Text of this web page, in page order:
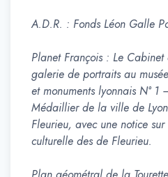
A.D.R. : Fonds Léon Galle
Planet François : Le
galerie de portraits au
et monuments lyonnais N° 1
Médaillier de la ville de
Fleurieu, avec une notice sur
culturelle des de Fleurieu.